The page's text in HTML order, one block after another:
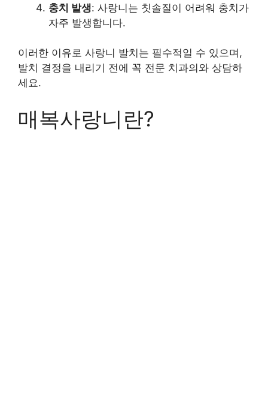
충치 발생: 사랑니는 칫솔질이 어려워 충치가
자주 발생합니다.
이러한 이유로 사랑니 발치는 필수적일 수 있으며,
발치 결정을 내리기 전에 꼭 전문 치과의와 상담하
세요.
매복사랑니란?